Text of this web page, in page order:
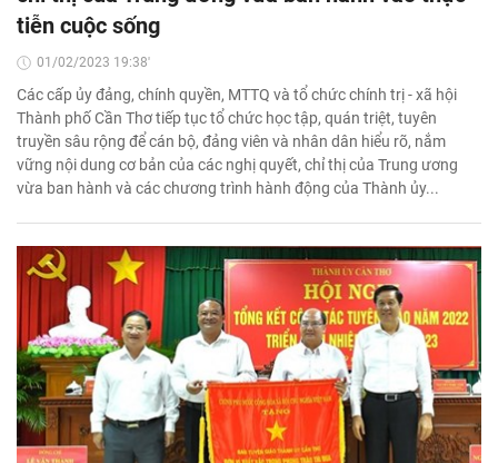
tiễn cuộc sống
01/02/2023 19:38'
Các cấp ủy đảng, chính quyền, MTTQ và tổ chức chính trị - xã hội
Thành phố Cần Thơ tiếp tục tổ chức học tập, quán triệt, tuyên
truyền sâu rộng để cán bộ, đảng viên và nhân dân hiểu rõ, nắm
vững nội dung cơ bản của các nghị quyết, chỉ thị của Trung ương
vừa ban hành và các chương trình hành động của Thành ủy...